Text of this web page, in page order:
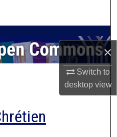
×
Switch to
desktopview
Network™